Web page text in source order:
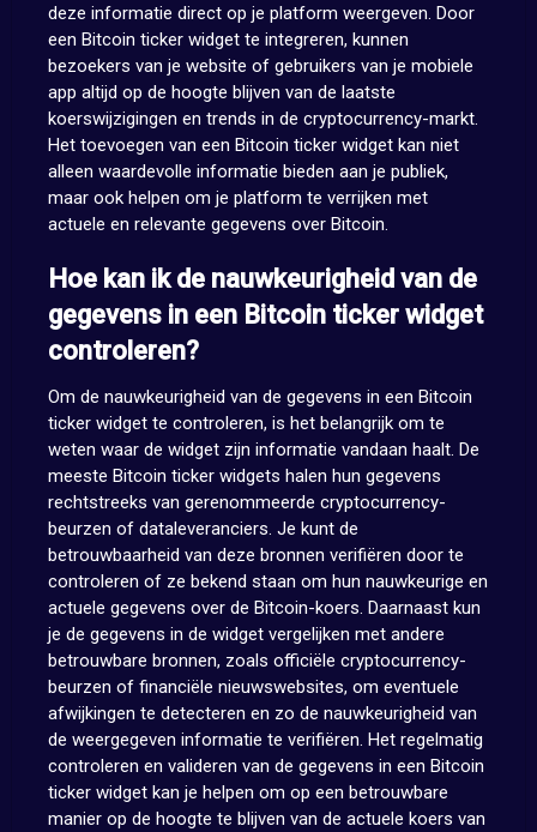
deze informatie direct op je platform weergeven. Door
een Bitcoin ticker widget te integreren, kunnen
bezoekers van je website of gebruikers van je mobiele
app altijd op de hoogte blijven van de laatste
koerswijzigingen en trends in de cryptocurrency-markt.
Het toevoegen van een Bitcoin ticker widget kan niet
alleen waardevolle informatie bieden aan je publiek,
maar ook helpen om je platform te verrijken met
actuele en relevante gegevens over Bitcoin.
Hoe kan ik de nauwkeurigheid van de
gegevens in een Bitcoin ticker widget
controleren?
Om de nauwkeurigheid van de gegevens in een Bitcoin
ticker widget te controleren, is het belangrijk om te
weten waar de widget zijn informatie vandaan haalt. De
meeste Bitcoin ticker widgets halen hun gegevens
rechtstreeks van gerenommeerde cryptocurrency-
beurzen of dataleveranciers. Je kunt de
betrouwbaarheid van deze bronnen verifiëren door te
controleren of ze bekend staan om hun nauwkeurige en
actuele gegevens over de Bitcoin-koers. Daarnaast kun
je de gegevens in de widget vergelijken met andere
betrouwbare bronnen, zoals officiële cryptocurrency-
beurzen of financiële nieuwswebsites, om eventuele
afwijkingen te detecteren en zo de nauwkeurigheid van
de weergegeven informatie te verifiëren. Het regelmatig
controleren en valideren van de gegevens in een Bitcoin
ticker widget kan je helpen om op een betrouwbare
manier op de hoogte te blijven van de actuele koers van